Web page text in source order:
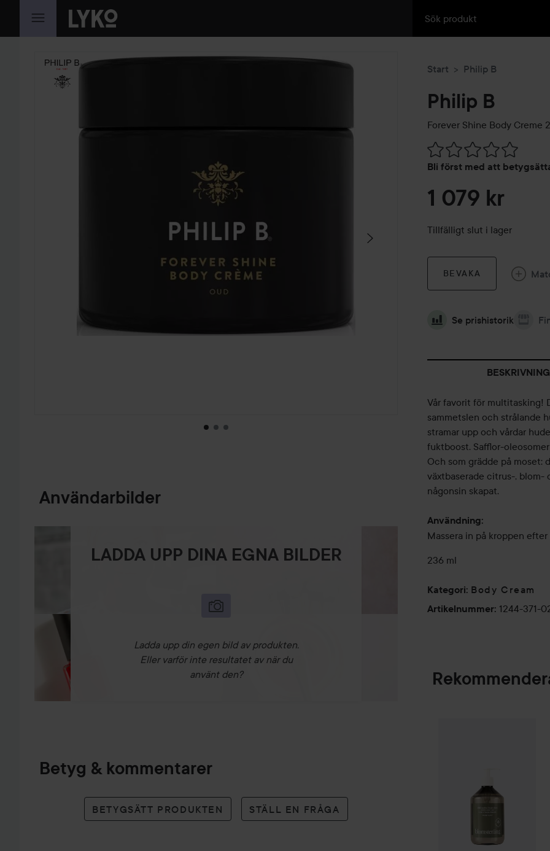
HOPPA TILL INNEHÅLLET
HOPPA ÖVER SEKTIONEN
Användarbilder
LADDA UPP DINA EGNA BILDER
Ladda upp din egen bild av produkten.
Eller varför inte resultatet av när du
använt den?
Betyg & kommentarer
BETYGSÄTT PRODUKTEN STÄLL EN FRÅGA
Start Philip B
Philip B
Forever Shine Body Creme
Bli först med att
Hoppa till Betyg &
1 079 kr
Tillfälligt slut i lager
BEVAKA
Se prishistorik
BESKRIVNING
Vår favorit för multitasking!
sammetslen och strålande
stramar upp och vårdar
fuktboost. Safflor-
Och som grädde på moset:
växtbaserade citrus-,
någonsin skapat.
Användning:
Massera in på kroppen
236 ml
Kategori: Body Cream
Artikelnummer: 1244-371-